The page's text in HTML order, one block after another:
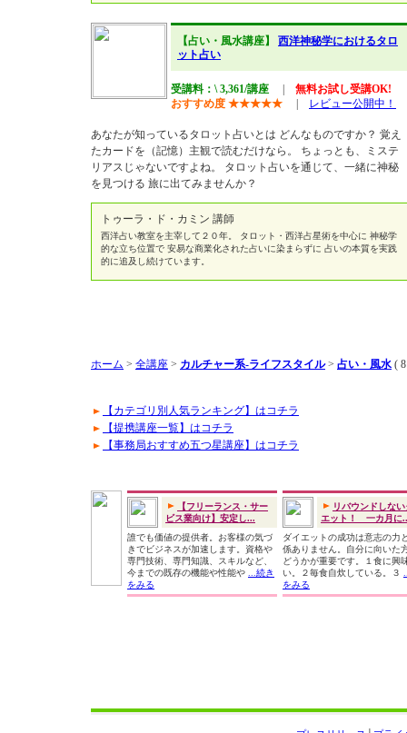
【占い・風水講座】 西洋神秘学におけるタロ
ット占い
受講料：\ 3,361/講座
無料お試し受講OK!
おすすめ度 ★★★★★ レビュー公開中！
あなたが知っているタロット占いとは どんなものですか？ 覚え
たカードを（記憶）主観で読むだけなら。 ちょっとも、ミステ
リアスじゃないですよね。 タロット占いを通じて、一緒に神秘
を見つける 旅に出てみませんか？
トゥーラ・ド・カミン 講師
西洋占い教室を主宰して２０年。 タロット・西洋占星術を中心に 神秘学
的な立ち位置で 安易な商業化された占いに染まらずに 占いの本質を実践
的に追及し続けています。
ホーム > 全講座 > カルチャー系-ライフスタイル> 占い・風水 (
【カテゴリ別人気ランキング】はコチラ
【提携講座一覧】はコチラ
【事務局おすすめ五つ星講座】はコチラ
【フリーランス・サー
ビス業向け】安定し...
誰でも価値の提供者。お客様の気づ
きでビジネスが加速します。資格や
専門技術、専門知識、スキルなど、
今までの既存の機能や性能や
...続き
をみる
リバウンドしな
エット！ 一カ月に
ダイエットの成功は意志の力
係ありません。自分に向いた
どうかが重要です。１食に興
い。２毎食自炊している。３
をみる